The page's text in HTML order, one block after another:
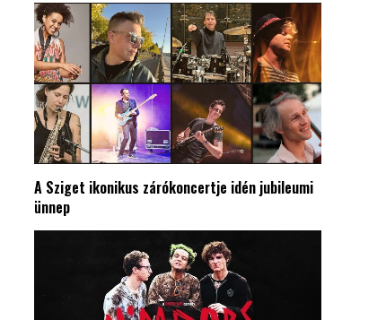
A Sziget ikonikus zárókoncertje idén jubileumi
ünnep